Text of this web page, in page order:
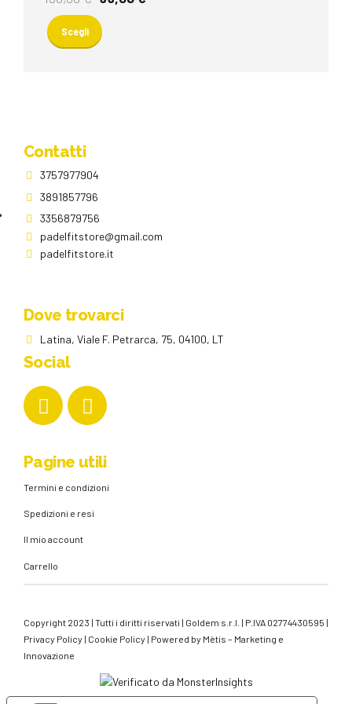
pagina
del
prodotto
originale
era:
Scegli
Questo
prodotto
ha
essere
nella
pagina
del
Contatti
3757977904
3891857796
3356879756
padelfitstore@gmail.com
padelfitstore.it
Dove trovarci
Latina, Viale F. Petrarca, 75, 04100, LT
Social
Pagine utili
Termini e condizioni
Spedizioni e resi
Il mio account
Carrello
Copyright 2023 | Tutti i diritti riservati | Goldem s.r.l. | P.IVA 02774430595 |
Privacy Policy | Cookie Policy | Powered by Mètis – Marketing e
Innovazione